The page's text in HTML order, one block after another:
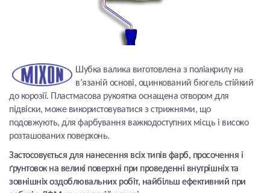
Шубка валика виготовлена з поліакрилу на
в’язаній основі, оцинкований бюгель стійкий
до корозії. Пластмасова рукоятка оснащена отвором для
підвіски, може використовуватися з стрижнями, що
подовжують, для фарбування важкодоступних місць і високо
розташованих поверхонь.
Застосовується для нанесення всіх типів фарб, просочення і
ґрунтовок на великі поверхні при проведенні внутрішніх та
зовнішніх оздоблювальних робіт, найбільш ефективний при